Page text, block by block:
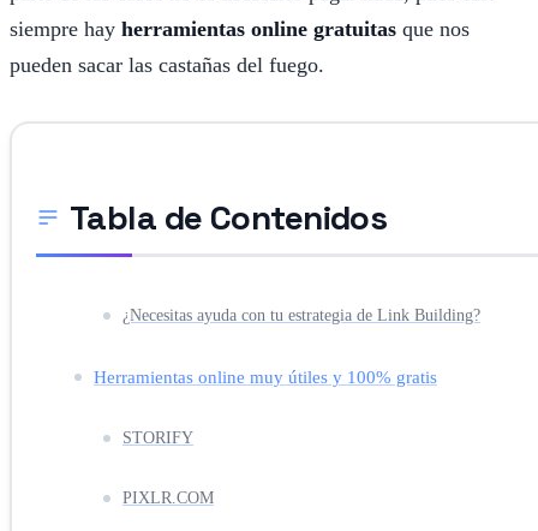
siempre hay herramientas online gratuitas que nos
pueden sacar las castañas del fuego.
Tabla de Contenidos
¿Necesitas ayuda con tu estrategia de Link Building?
Herramientas online muy útiles y 100% gratis
STORIFY
PIXLR.COM